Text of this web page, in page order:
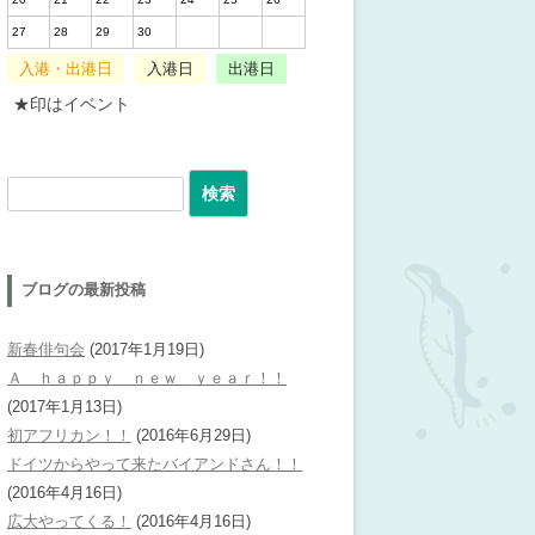
27 28 29 30
入港・出港日 入港日 出港日
★印はイベント
検索:
ブログの最新投稿
新春俳句会 (2017年1月19日)
Ａ ｈａｐｐｙ ｎｅｗ ｙｅａｒ！！
(2017年1月13日)
初アフリカン！！
(2016年6月29日)
ドイツからやって来たバイアンドさん！！
(2016年4月16日)
広大やってくる！
(2016年4月16日)